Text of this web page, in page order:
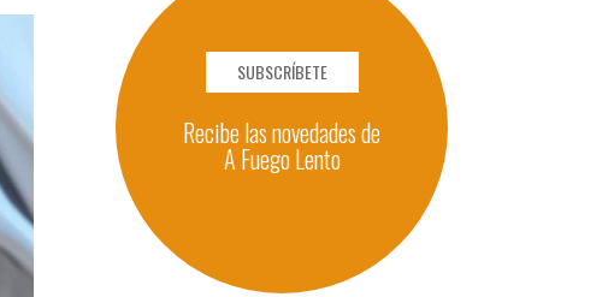
SUBSCRÍBETE
Recibe las novedades de
A Fuego Lento